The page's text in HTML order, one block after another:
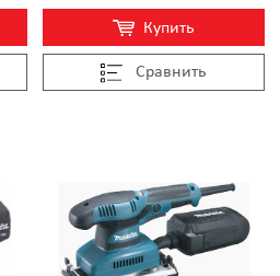
Cравнить
Купить